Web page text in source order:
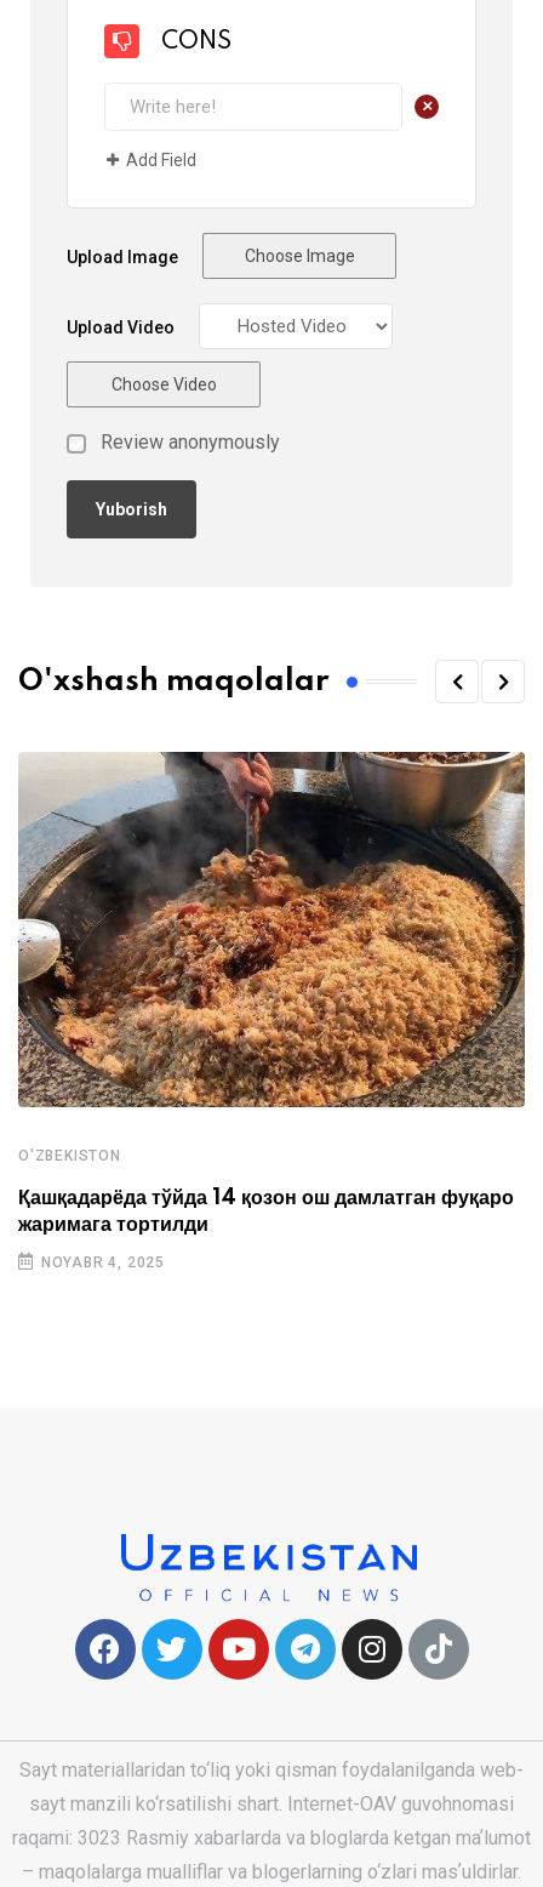
CONS
+
Add Field
Upload Image Choose Image
Upload Video
Choose Video
Review anonymously
O'xshash maqolalar
O'ZBEKISTON
Қашқадарёда тўйда 14 қозон ош дамлатган фуқаро
жаримага тортилди
NOYABR 4, 2025
Sayt materiallaridan to‘liq yoki qisman foydalanilganda web-
sayt manzili ko‘rsatilishi shart. Internet-OAV guvohnomasi
raqami: 3023 Rasmiy xabarlarda va bloglarda ketgan maʼlumot
– maqolalarga mualliflar va blogerlarning o‘zlari masʼuldirlar.